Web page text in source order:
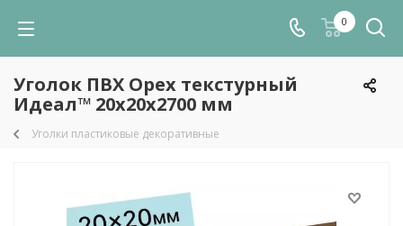
0
Уголок ПВХ Орех текстурный
Идеал™ 20x20х2700 мм
Уголки пластиковые декоративные